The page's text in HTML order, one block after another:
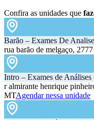
Confira as unidades que
Barão – Exames De
rua barão de melgaço,
Intro – Exames de Análises
r almirante henrique
MTAgendar nessa unidade